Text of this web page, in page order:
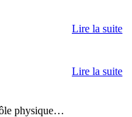
Lire la suite
Lire la suite
physique…